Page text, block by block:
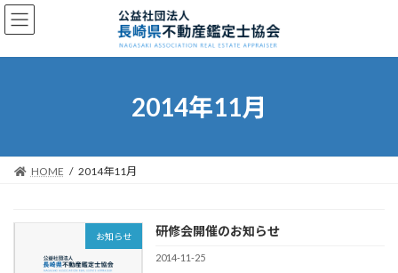
コ
ン
ン
ナ
ビ
ー
2014年11月
HOME 2014年11月
お知らせ 研修会開催のお知らせ
2014-11-25